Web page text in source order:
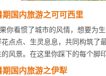
期国内旅游之可可西里
你看惯了城市的风情，想要为
点点、生灵息息，共同构筑了
风景。在这里你踩下的每个脚
期国内旅游之伊犁